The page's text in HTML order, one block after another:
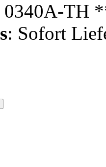
0340A-TH
: Sofort